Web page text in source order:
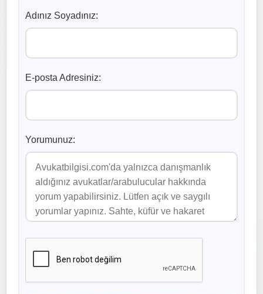
Adınız Soyadınız:
E-posta Adresiniz:
Yorumunuz: